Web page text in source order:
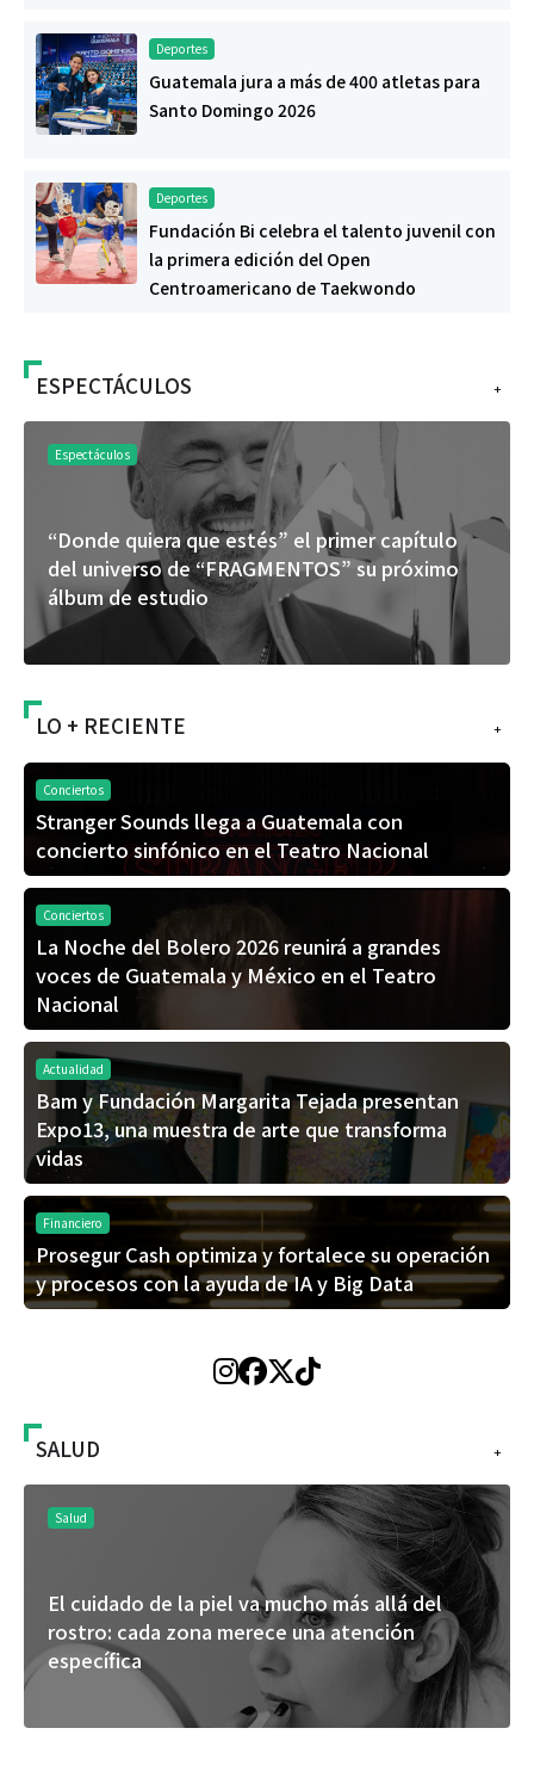
Deportes
Guatemala jura a más de 400 atletas para
Santo Domingo 2026
Deportes
Fundación Bi celebra el talento juvenil con
la primera edición del Open
Centroamericano de Taekwondo
+
ESPECTÁCULOS
Espectáculos
“Donde quiera que estés” el primer capítulo
del universo de “FRAGMENTOS” su próximo
álbum de estudio
+
LO + RECIENTE
Conciertos
Stranger Sounds llega a Guatemala con
concierto sinfónico en el Teatro Nacional
Conciertos
La Noche del Bolero 2026 reunirá a grandes
voces de Guatemala y México en el Teatro
Nacional
Actualidad
Bam y Fundación Margarita Tejada presentan
Expo13, una muestra de arte que transforma
vidas
Financiero
Prosegur Cash optimiza y fortalece su operación
y procesos con la ayuda de IA y Big Data
+
SALUD
Salud
El cuidado de la piel va mucho más allá del
rostro: cada zona merece una atención
específica